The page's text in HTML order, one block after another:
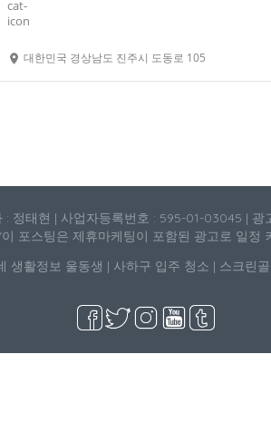
대한민국 경상남도 진주시 도동로 105
: 정태현 | 사업자등록번호 : 595-01-03045 | 광
포스팅은 제휴마케팅이 포함된 광고로 일정
생활정보 울동생 | 사하구 입주 청소 | 스크린